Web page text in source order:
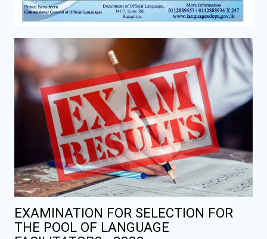
EXAMINATION FOR SELECTION FOR
THE POOL OF LANGUAGE